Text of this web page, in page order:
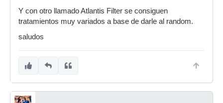
Y con otro llamado Atlantis Filter se consiguen
tratamientos muy variados a base de darle al random.
saludos